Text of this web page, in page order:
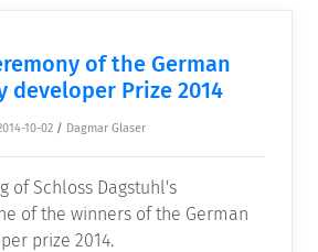
of the German
developer Prize 2014
10-02 / Dagmar Glaser
of Schloss Dagstuhl's
of the winners of the German
prize 2014.